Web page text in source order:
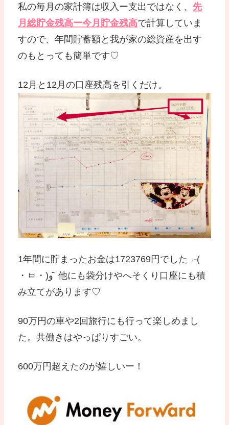
私の毎月の家計簿は収入ー支出ではなく、 先
月総貯金残高ー今月貯金残高で計算していま
すので、年間貯蓄額と我が家の総資産を出す
のもとっても簡単です♡
12月と12月の口座残高を引くだけ。
1年間に貯まったお金は1723769円でした╭(
・ㅂ・)و ̑̑ 他にも袋分けやへそくり口座にも積
み立てがあります♡
90万円の車や2回旅行にも行って楽しめまし
た。共働きはやっぱりすごい。
600万円超えたのが嬉しいー！